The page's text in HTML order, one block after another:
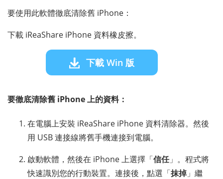
要使用此軟體徹底清除舊 iPhone：
下載 iReaShare iPhone 資料橡皮擦。
下載 Win 版
要徹底清除舊 iPhone 上的資料：
在電腦上安裝 iReaShare iPhone 資料清除器。然後
用 USB 連接線將舊手機連接到電腦。
啟動軟體，然後在 iPhone 上選擇「信任」。程式將
快速識別您的行動裝置。連接後，點選「抹掉」繼